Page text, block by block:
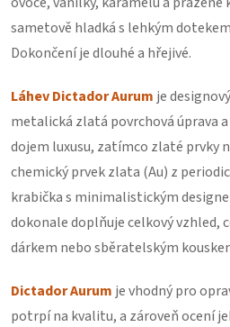
sametově hladká s lehkým
Dokončení je dlouhé a hřejivé.
Láhev Dictador Aurum je
metalická zlatá povrchová úprava
dojem luxusu, zatímco zlaté prvky
chemický prvek zlata (Au) z
krabička s minimalistickým
dokonale doplňuje celkový vzhled,
dárkem nebo sběratelským
Dictador Aurum je vhodný pro
potrpí na kvalitu, a zároveň ocení